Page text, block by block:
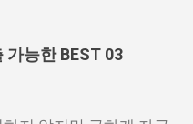
가능한 BEST 03